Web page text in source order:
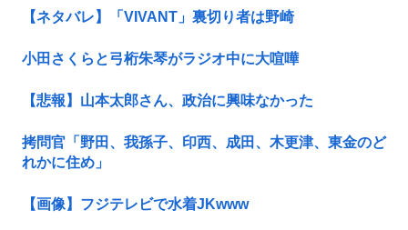
【ネタバレ】「VIVANT」裏切り者は野崎
小田さくらと弓桁朱琴がラジオ中に大喧嘩
【悲報】山本太郎さん、政治に興味なかった
拷問官「野田、我孫子、印西、成田、木更津、東金のど
れかに住め」
【画像】フジテレビで水着JKwww